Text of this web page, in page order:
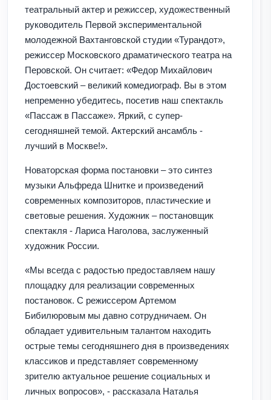
театральный актер и режиссер, художественный
руководитель Первой экспериментальной
молодежной Вахтанговской студии «Турандот»,
режиссер Московского драматического театра на
Перовской. Он считает: «Федор Михайлович
Достоевский – великий комедиограф. Вы в этом
непременно убедитесь, посетив наш спектакль
«Пассаж в Пассаже». Яркий, с супер-
сегодняшней темой. Актерский ансамбль -
лучший в Москве!».
Новаторская форма постановки – это синтез
музыки Альфреда Шнитке и произведений
современных композиторов, пластические и
световые решения. Художник – постановщик
спектакля - Лариса Наголова, заслуженный
художник России.
«Мы всегда с радостью предоставляем нашу
площадку для реализации современных
постановок. С режиссером Артемом
Бибилюровым мы давно сотрудничаем. Он
обладает удивительным талантом находить
острые темы сегодняшнего дня в произведениях
классиков и представляет современному
зрителю актуальное решение социальных и
личных вопросов», - рассказала Наталья